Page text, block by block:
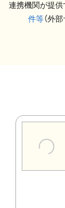
連携機関が提供
件等（外